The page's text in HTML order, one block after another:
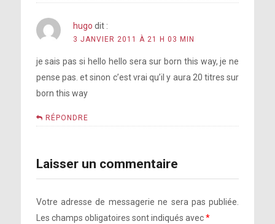
hugo dit :
3 JANVIER 2011 À 21 H 03 MIN
je sais pas si hello hello sera sur born this way, je ne
pense pas. et sinon c’est vrai qu’il y aura 20 titres sur
born this way
RÉPONDRE
Laisser un commentaire
Votre adresse de messagerie ne sera pas publiée.
Les champs obligatoires sont indiqués avec*